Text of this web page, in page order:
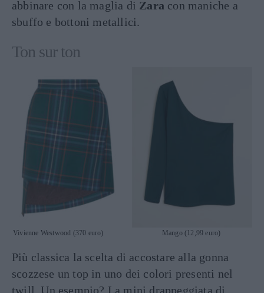
abbinare con la maglia di Zara con maniche a
sbuffo e bottoni metallici.
Ton sur ton
Vivienne Westwood (370 euro) Mango (12,99 euro)
Più classica la scelta di accostare alla gonna
scozzese un top in uno dei colori presenti nel
twill. Un esempio? La mini drappeggiata di